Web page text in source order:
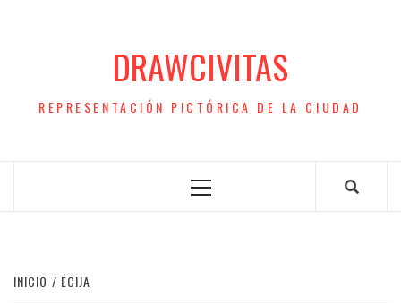
DRAWCIVITAS
REPRESENTACIÓN PICTÓRICA DE LA CIUDAD
Menú
INICIO ÉCIJA